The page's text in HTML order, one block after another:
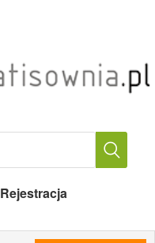
Rejestracja